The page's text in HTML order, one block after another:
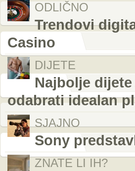
ODLIČNO
Trendovi
Casino
DIJETE
Najbolje
odabrati idealan
SJAJNO
Sony
ZNATE LI IH?